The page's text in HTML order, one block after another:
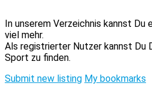
In unserem Verzeichnis kannst Du
viel mehr.
Als registrierter Nutzer kannst Du
Sport zu finden.
Submit new listing My bookmarks